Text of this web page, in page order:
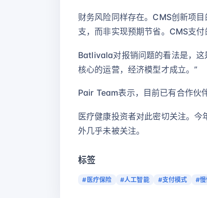
财务风险同样存在。CMS创新项
支，而非实现预期节省。CMS支
Batlivala对报销问题的看法是，这
核心的运营，经济模型才成立。”
Pair Team表示，目前已有合作伙
医疗健康投资者对此密切关注。
外几乎未被关注。
标签
#医疗保险 #人工智能 #支付模式 #慢